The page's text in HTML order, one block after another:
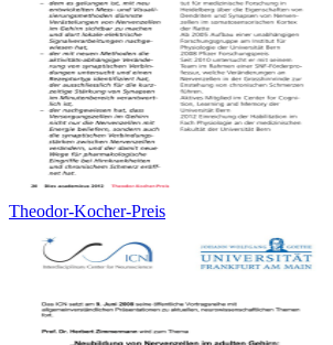
Theodor-Kocher-Preis